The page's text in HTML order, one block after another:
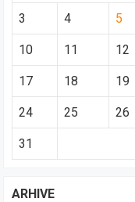
3 4 5
10 11 12
17 18 19
24 25 26
31
ARHIVE